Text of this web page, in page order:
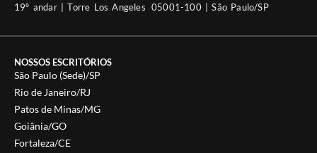
19º andar | Torre Los Angeles 05001-100 | São Paulo/SP
NOSSOS ESCRITÓRIOS
São Paulo (Sede)/SP
Rio de Janeiro/RJ
Patos de Minas/MG
Goiânia/GO
Fortaleza/CE